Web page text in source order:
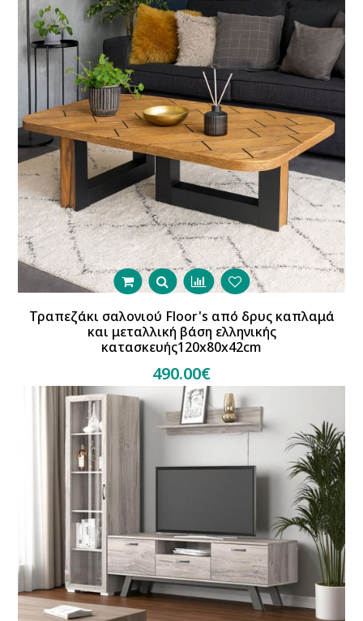
Τραπεζάκι σαλονιού Floor's από δρυς καπλαμά
και μεταλλική βάση ελληνικής
κατασκευής120x80x42cm
490.00€